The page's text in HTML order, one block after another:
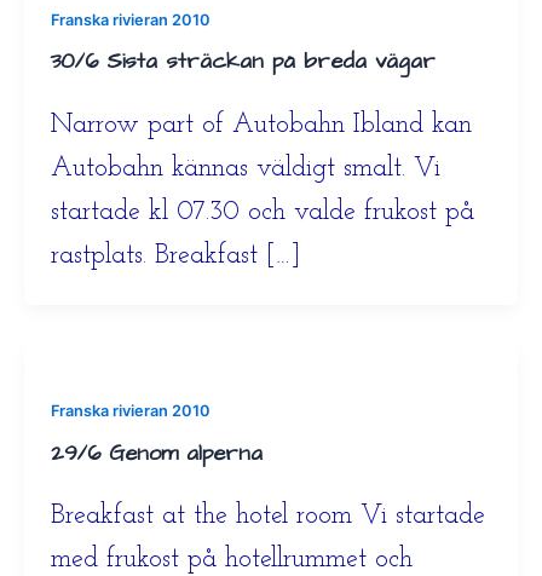
Franska rivieran 2010
30/6 Sista sträckan på breda vägar
Narrow part of Autobahn Ibland kan
Autobahn kännas väldigt smalt. Vi
startade kl 07.30 och valde frukost på
rastplats. Breakfast […]
Franska rivieran 2010
29/6 Genom alperna
Breakfast at the hotel room Vi startade
med frukost på hotellrummet och